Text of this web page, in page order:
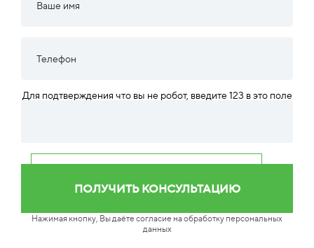
Для подтверждения что вы не робот, введите 123 в это поле
Нажимая кнопку, Вы даёте согласие на обработку персональных
данных